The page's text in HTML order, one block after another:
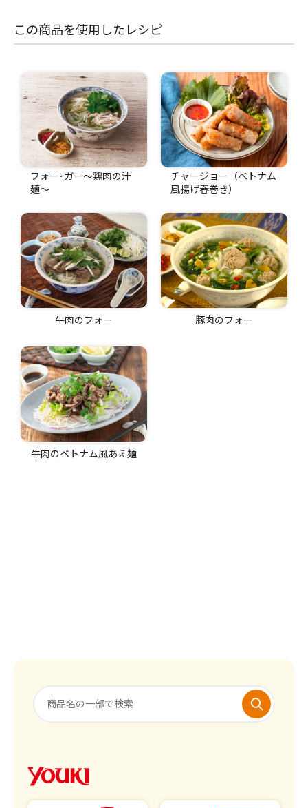
この商品を使用したレシピ
フォー･ガー〜鶏肉の汁
麺〜
チャージョー（ベトナム
風揚げ春巻き）
牛肉のフォー 豚肉のフォー
牛肉のベトナム風あえ麺